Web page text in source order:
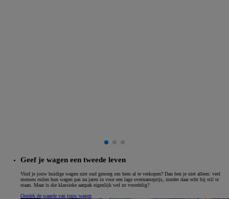
Geef je wagen een tweede leven
Vind je jouw huidige wagen niet oud genoeg om hem al te verkopen? Dan ben je niet alleen: veel
mensen ruilen hun wagen pas na jaren in voor een lage overnameprijs, zonder daar echt bij stil te
staan. Maar is die klassieke aanpak eigenlijk wel zo voordelig?
Ontdek de waarde van jouw wagen